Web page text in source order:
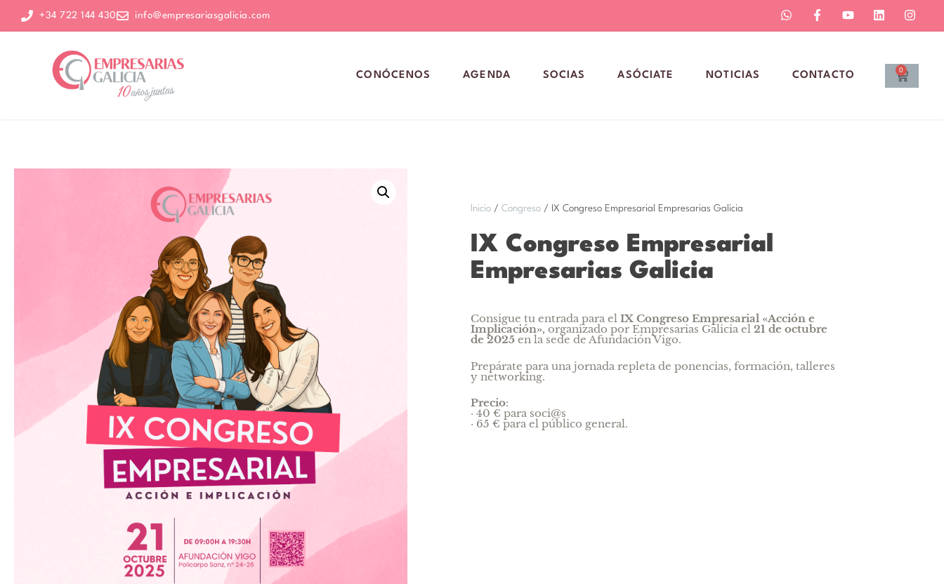
+34 722 144 430 info@empresariasgalicia.com
CONÓCENOS AGENDA SOCIAS ASÓCIATE NOTICIAS CONTACTO
0
Inicio / Congreso / IX Congreso Empresarial Empresarias Galicia
IX Congreso Empresarial
Empresarias Galicia
Consigue tu entrada para el IX Congreso Empresarial «Acción e
Implicación», organizado por Empresarias Galicia el 21 de octubre
de 2025 en la sede de Afundación Vigo.
Prepárate para una jornada repleta de ponencias, formación, talleres
y networking.
Precio:
· 40 € para soci@s
· 65 € para el público general.